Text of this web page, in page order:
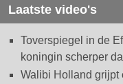
Laatste video's
Toverspiegel in de
koningin scherper
Walibi Holland grijpt